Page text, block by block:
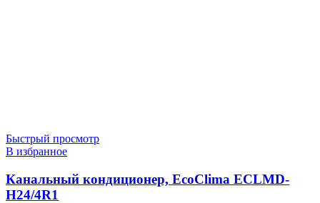
Быстрый просмотр
В избранное
Канальный кондиционер, EcoClima ECLMD-
H24/4R1